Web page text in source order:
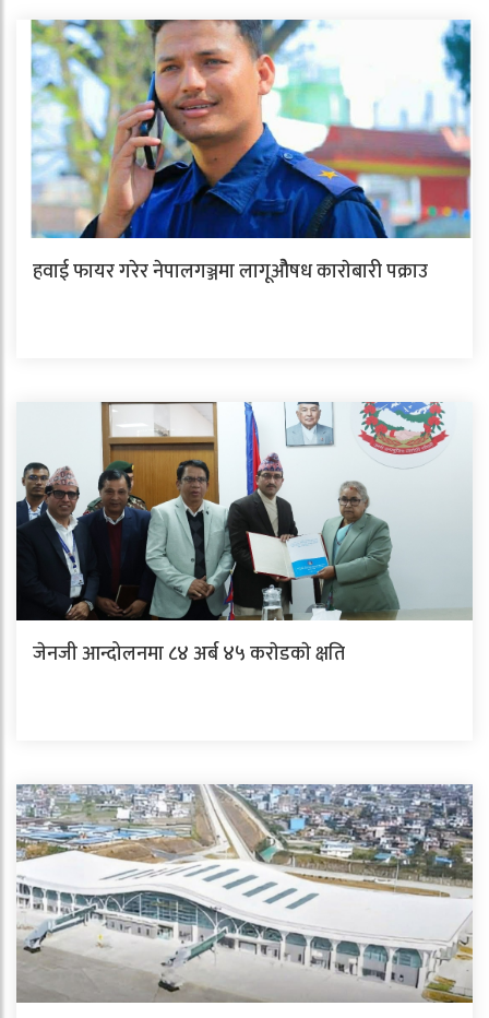
हवाई फायर गरेर नेपालगञ्जमा लागूओैषध काराेबारी पक्राउ
जेनजी आन्दोलनमा ८४ अर्ब ४५ कराेडकाे क्षति